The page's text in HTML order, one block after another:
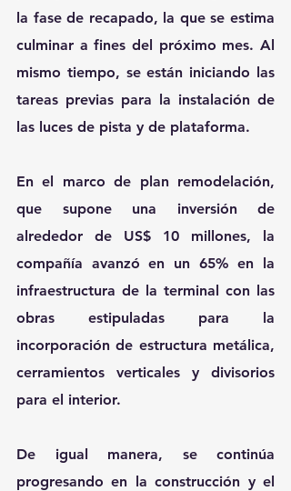
la fase de recapado, la que se estima
culminar a fines del próximo mes. Al
mismo tiempo, se están iniciando las
tareas previas para la instalación de
las luces de pista y de plataforma.
En el marco de plan remodelación,
que supone una inversión de
alrededor de US$ 10 millones, la
compañía avanzó en un 65% en la
infraestructura de la terminal con las
obras estipuladas para la
incorporación de estructura metálica,
cerramientos verticales y divisorios
para el interior.
De igual manera, se continúa
progresando en la construcción y el